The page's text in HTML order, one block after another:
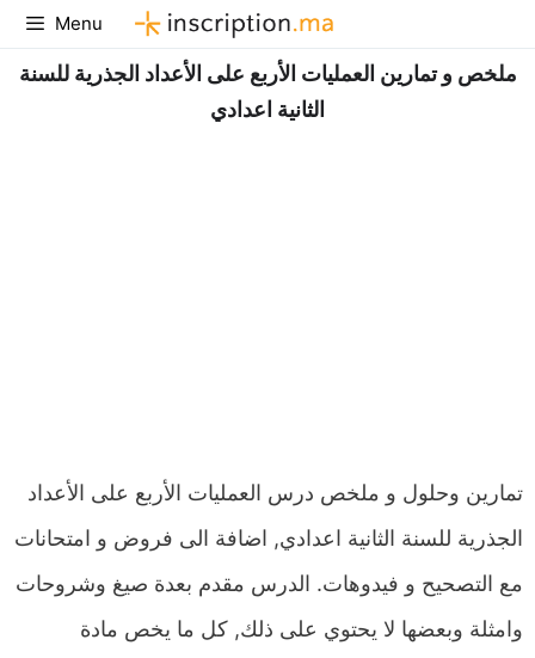
Aller
au
contenu
Menu
ملخص و تمارين العمليات الأربع على الأعداد الجذرية للسنة
الثانية اعدادي
تمارين وحلول و ملخص درس العمليات الأربع على الأعداد
الجذرية للسنة الثانية اعدادي, اضافة الى فروض و امتحانات
مع التصحيح و فيدوهات. الدرس مقدم بعدة صيغ وشروحات
وامثلة وبعضها لا يحتوي على ذلك, كل ما يخص مادة